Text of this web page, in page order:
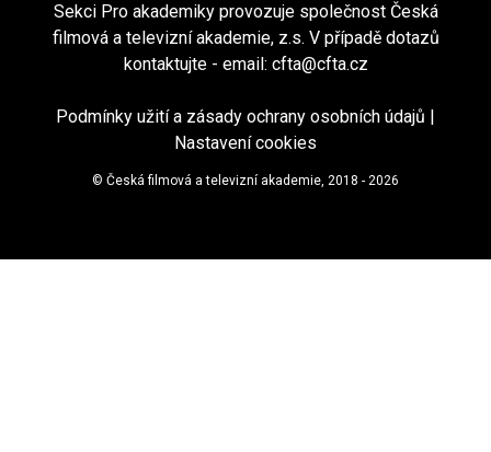
Sekci Pro akademiky provozuje společnost Česká
filmová a televizní akademie, z.s. V případě dotazů
kontaktujte - email: cfta@cfta.cz
Podmínky užití a zásady ochrany osobních údajů
Nastavení cookies
© Česká filmová a televizní akademie, 2018 - 2026